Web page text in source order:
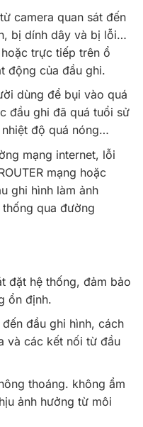
camera quan sát đến
bị dính dây và bị lỗi…
trực tiếp trên ổ
động của đầu ghi.
dùng để bụi vào quá
đầu ghi đã quá tuổi sử
độ quá nóng…
mạng internet, lỗi
mạng hoặc
ghi hình làm ảnh
qua đường
đặt hệ thống, đảm bảo
ổn định.
đầu ghi hình, cách
và các kết nối từ đầu
thoáng. không ẩm
ảnh hưởng từ môi